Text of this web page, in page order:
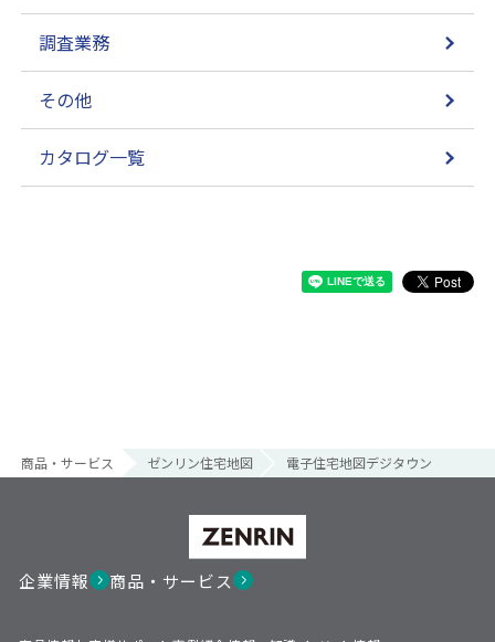
調査業務
その他
カタログ一覧
商品・サービス ゼンリン住宅地図 電子住宅地図デジタウン
企業情報 商品・サービス